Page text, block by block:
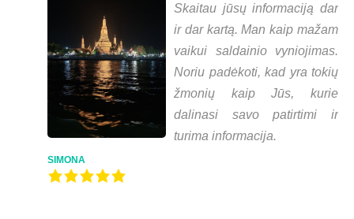
Skaitau jūsų informaciją dar
ir dar kartą. Man kaip mažam
vaikui saldainio vyniojimas.
Noriu padėkoti, kad yra tokių
žmonių kaip Jūs, kurie
dalinasi savo patirtimi ir
turima informacija.
SIMONA